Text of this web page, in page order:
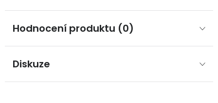
Hodnocení produktu (0)
Diskuze